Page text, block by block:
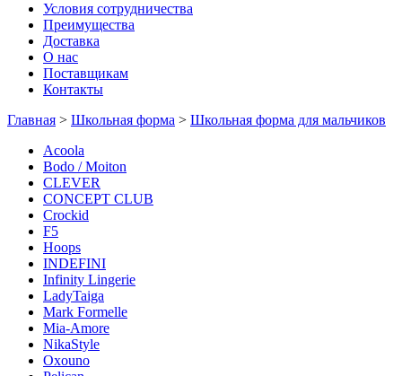
Условия сотрудничества
Преимущества
Доставка
О нас
Поставщикам
Контакты
Главная > Школьная форма > Школьная форма для мальчиков
Acoola
Bodo / Moiton
CLEVER
CONCEPT CLUB
Crockid
F5
Hoops
INDEFINI
Infinity Lingerie
LadyTaiga
Mark Formelle
Mia-Amore
NikaStyle
Oxouno